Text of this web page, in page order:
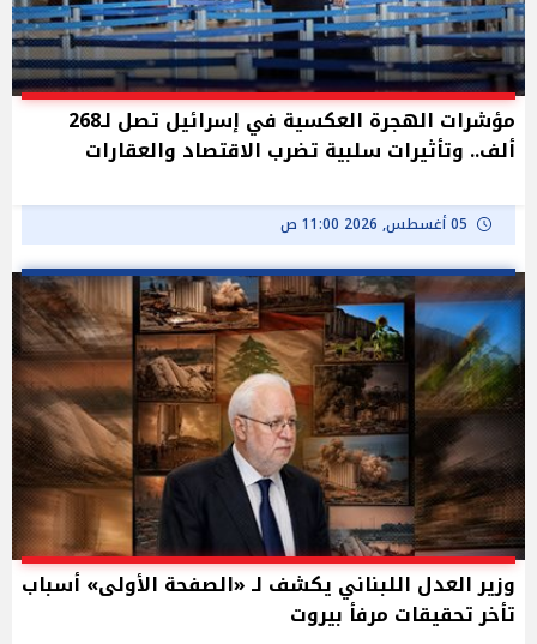
مؤشرات الهجرة العكسية في إسرائيل تصل لـ268
ألف.. وتأثيرات سلبية تضرب الاقتصاد والعقارات
05 أغسطس, 2026 11:00 ص
وزير العدل اللبناني يكشف لـ «الصفحة الأولى» أسباب
تأخر تحقيقات مرفأ بيروت